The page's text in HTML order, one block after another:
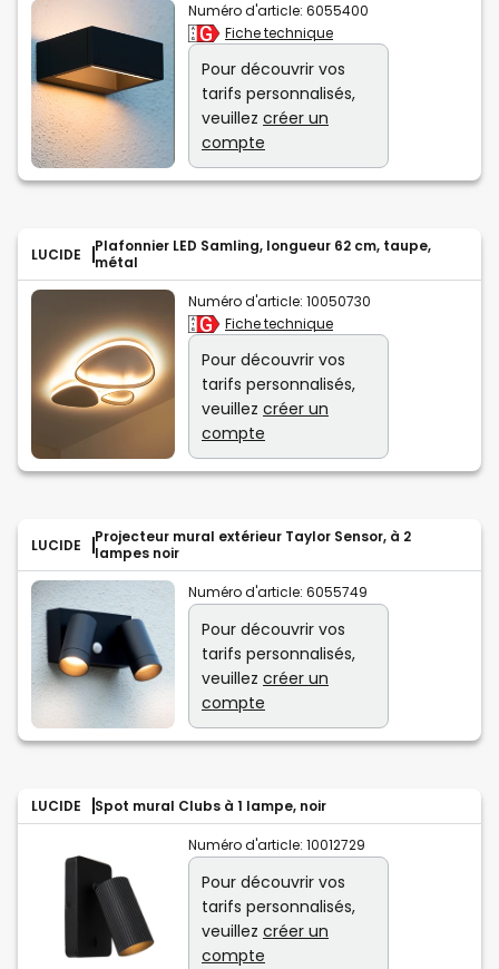
Numéro d'article: 6055400
Fiche technique
Pour découvrir vos
tarifs personnalisés,
veuillez créer un
compte
LUCIDE
Plafonnier LED Samling, longueur 62 cm, taupe,
métal
Numéro d'article: 10050730
Fiche technique
Pour découvrir vos
tarifs personnalisés,
veuillez créer un
compte
LUCIDE
Projecteur mural extérieur Taylor Sensor, à 2
lampes noir
Numéro d'article: 6055749
Pour découvrir vos
tarifs personnalisés,
veuillez créer un
compte
LUCIDE Spot mural Clubs à 1 lampe, noir
Numéro d'article: 10012729
Pour découvrir vos
tarifs personnalisés,
veuillez créer un
compte